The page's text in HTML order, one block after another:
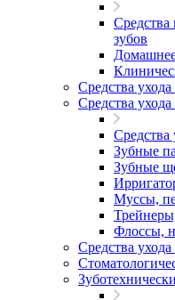
Средства
зубов
Средства ухода
Средства ухода
Средства
Зубные
Зубные
Муссы,
Флоссы,
Средства ухода